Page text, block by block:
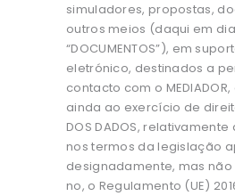
simuladores, propostas,
outros meios (daqui em
“DOCUMENTOS”), em
eletrónico, destinados a
contacto com o
ainda ao exercício de
DOS DADOS,
nos termos da legislação
designadamente, mas
no, o Regulamento (UE)